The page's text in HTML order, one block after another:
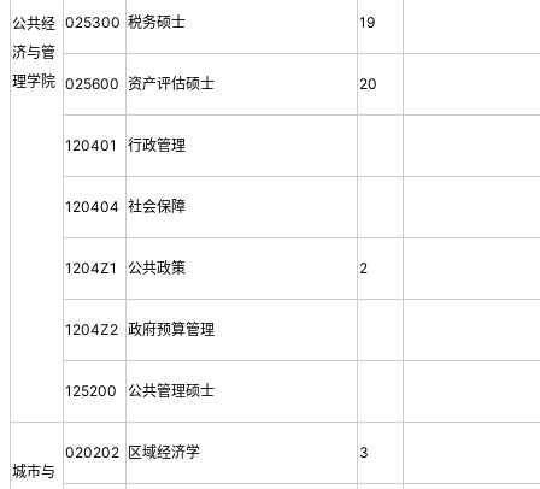
公共经
济与管
理学院
025300 税务硕士 19
025600 资产评估硕士 20
120401 行政管理
120404 社会保障
1204Z1 公共政策 2
1204Z2 政府预算管理
125200 公共管理硕士
城市与
020202 区域经济学 3